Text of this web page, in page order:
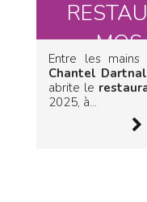
Entre les
Chantel
abrite le
2025, à...